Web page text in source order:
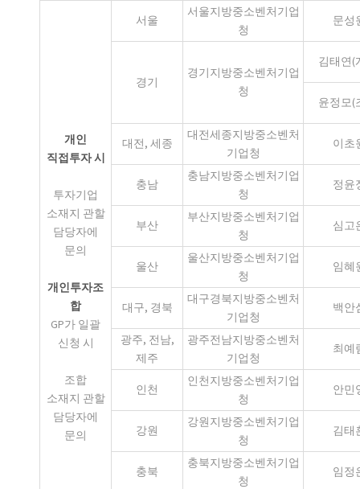
개인
직접투자 시
투자기업
소재지 관할
담당자에
문의
개인투자조
합
GP가 일괄
신청 시
조합
소재지 관할
담당자에
문의
서울
서울지방중소벤처기업
청
문성
경기
경기지방중소벤처기업
청
김태연(
윤정모(
대전, 세종
대전세종지방중소벤처
기업청
이초
충남
충남지방중소벤처기업
청
정윤
부산
부산지방중소벤처기업
청
심고
울산
울산지방중소벤처기업
청
임혜
대구, 경북
대구경북지방중소벤처
기업청
백안
광주, 전남,
제주
광주전남지방중소벤처
기업청
최예
인천
인천지방중소벤처기업
청
안민
강원
강원지방중소벤처기업
청
김태
충북
충북지방중소벤처기업
청
임정